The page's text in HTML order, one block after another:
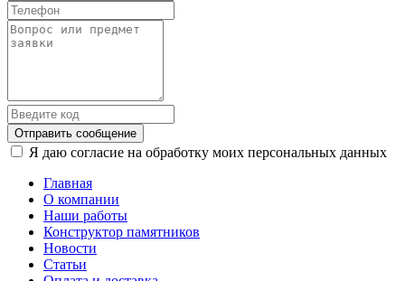
Отправить сообщение
Я даю согласие на обработку моих персональных данных
Главная
О компании
Наши работы
Конструктор памятников
Новости
Статьи